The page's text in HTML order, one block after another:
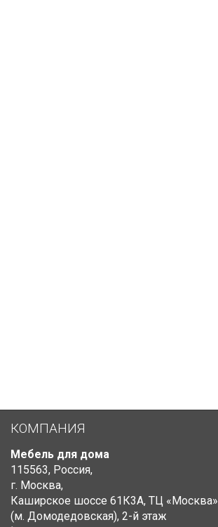
КОМПАНИЯ
Мебель для дома
115563, Россия,
г. Москва,
Каширское шоссе 61К3А, ТЦ «Москва»
(м. Домодедовская), 2-й этаж